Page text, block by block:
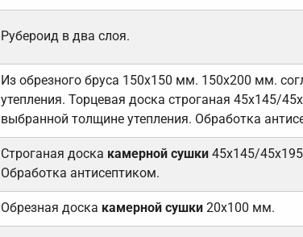
Рубероид в два слоя.
Из обрезного бруса 150х150 мм. 150х200 мм.
утепления. Торцевая доска строганая 45х145/
выбранной толщине утепления. Обработка
Строганая доска камерной сушки 45х145/
Обработка антисептиком.
Обрезная доска камерной сушки20х100 мм.